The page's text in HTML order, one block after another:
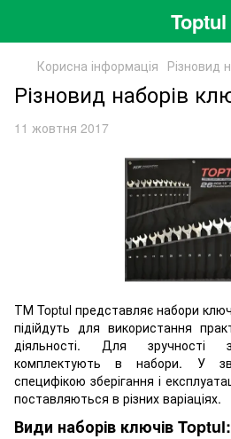
Toptul
Корисна інформація Різновид
Різновид наборів
11 жовтня 2017
ТМ Toptul представляє набори
підійдуть для використання
діяльності. Для зручності
комплектують в набори. У
специфікою зберігання і
поставляються в різних варіаціях.
​Види наборів ключів Toptul: